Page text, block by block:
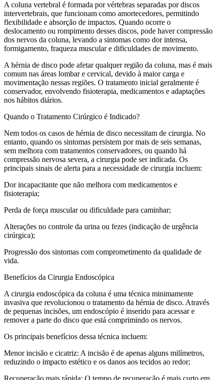
A coluna vertebral é formada por vértebras separadas por discos
intervertebrais, que funcionam como amortecedores, permitindo
flexibilidade e absorção de impactos. Quando ocorre o
deslocamento ou rompimento desses discos, pode haver compressão
dos nervos da coluna, levando a sintomas como dor intensa,
formigamento, fraqueza muscular e dificuldades de movimento.
A hérnia de disco pode afetar qualquer região da coluna, mas é mais
comum nas áreas lombar e cervical, devido à maior carga e
movimentação nessas regiões. O tratamento inicial geralmente é
conservador, envolvendo fisioterapia, medicamentos e adaptações
nos hábitos diários.
Quando o Tratamento Cirúrgico é Indicado?
Nem todos os casos de hérnia de disco necessitam de cirurgia. No
entanto, quando os sintomas persistem por mais de seis semanas,
sem melhora com tratamentos conservadores, ou quando há
compressão nervosa severa, a cirurgia pode ser indicada. Os
principais sinais de alerta para a necessidade de cirurgia incluem:
Dor incapacitante que não melhora com medicamentos e
fisioterapia;
Perda de força muscular ou dificuldade para caminhar;
Alterações no controle da urina ou fezes (indicação de urgência
cirúrgica);
Progressão dos sintomas com comprometimento da qualidade de
vida.
Benefícios da Cirurgia Endoscópica
A cirurgia endoscópica da coluna é uma técnica minimamente
invasiva que revolucionou o tratamento da hérnia de disco. Através
de pequenas incisões, um endoscópio é inserido para acessar e
remover a parte do disco que está comprimindo os nervos.
Os principais benefícios dessa técnica incluem:
Menor incisão e cicatriz: A incisão é de apenas alguns milímetros,
reduzindo o impacto estético e os danos aos tecidos ao redor;